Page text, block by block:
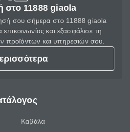
στο 11888 giaola
σου σήμερα στο 11888 giaola
και εξασφάλισε τη
προϊόντων και υπηρεσιών σου.
Καβάλα